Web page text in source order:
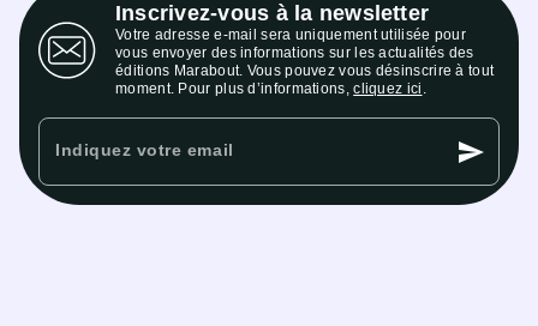
Inscrivez-vous à la newsletter
Votre adresse e-mail sera uniquement utilisée pour
vous envoyer des informations sur les actualités des
éditions Marabout. Vous pouvez vous désinscrire à tout
moment. Pour plus d’informations,cliquez ici .
Indiquez votre email send